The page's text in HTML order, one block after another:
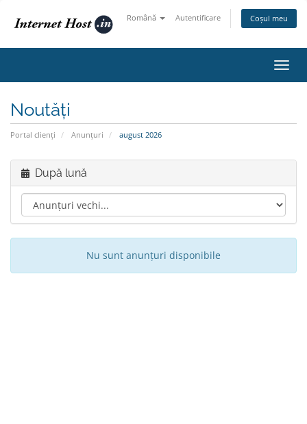
Română Autentificare Coșul meu
Noutăți
Portal clienți Anunțuri august 2026
După lună
Nu sunt anunțuri disponibile